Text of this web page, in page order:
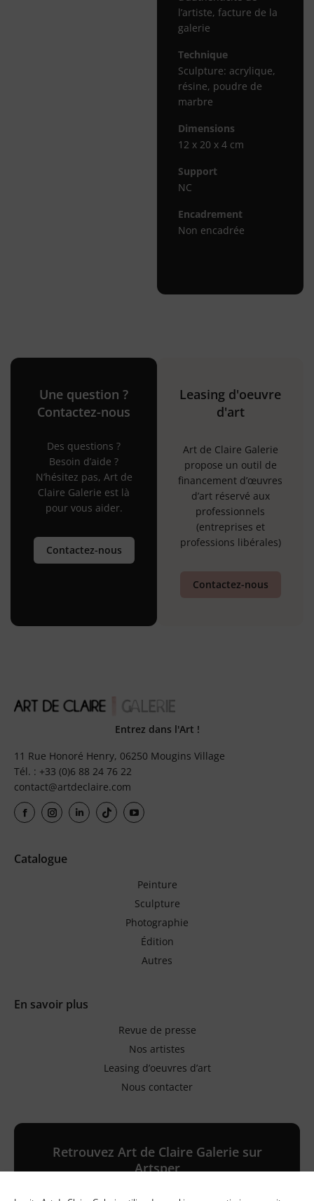
l’artiste, facture de la
galerie
Technique
Sculpture: acrylique,
résine, poudre de
marbre
Dimensions
12 x 20 x 4 cm
Support
NC
Encadrement
Non encadrée
Une question ?
Contactez-nous
Des questions ?
Besoin d’aide ?
N’hésitez pas, Art de
Claire Galerie est là
pour vous aider.
Contactez-nous
Leasing d'oeuvre
d'art
Art de Claire Galerie
propose un outil de
financement d’œuvres
d’art réservé aux
professionnels
(entreprises et
professions libérales)
Contactez-nous
Entrez dans l'Art !
11 Rue Honoré Henry, 06250 Mougins Village
Tél. : +33 (0)6 88 24 76 22
contact@artdeclaire.com
Catalogue
Peinture
Sculpture
Photographie
Édition
Autres
En savoir plus
Revue de presse
Nos artistes
Leasing d’oeuvres d’art
Nous contacter
Retrouvez Art de Claire Galerie sur
Artsper